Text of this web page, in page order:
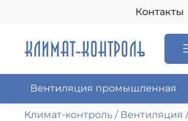
Контакты
Вентиляция промышленная
Климат-контроль Вентиляция